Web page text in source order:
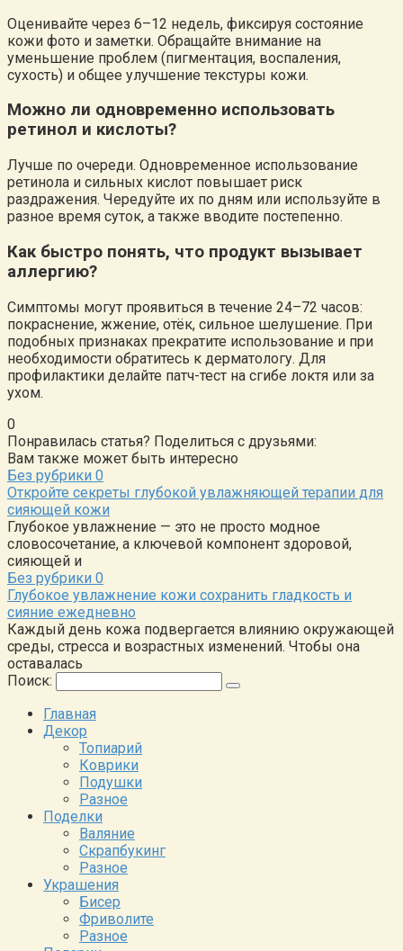
Оценивайте через 6–12 недель, фиксируя состояние
кожи фото и заметки. Обращайте внимание на
уменьшение проблем (пигментация, воспаления,
сухость) и общее улучшение текстуры кожи.
Можно ли одновременно использовать
ретинол и кислоты?
Лучше по очереди. Одновременное использование
ретинола и сильных кислот повышает риск
раздражения. Чередуйте их по дням или используйте в
разное время суток, а также вводите постепенно.
Как быстро понять, что продукт вызывает
аллергию?
Симптомы могут проявиться в течение 24–72 часов:
покраснение, жжение, отёк, сильное шелушение. При
подобных признаках прекратите использование и при
необходимости обратитесь к дерматологу. Для
профилактики делайте патч-тест на сгибе локтя или за
ухом.
0
Понравилась статья? Поделиться с друзьями:
Вам также может быть интересно
Без рубрики 0
Откройте секреты глубокой увлажняющей терапии для
сияющей кожи
Глубокое увлажнение — это не просто модное
словосочетание, а ключевой компонент здоровой,
сияющей и
Без рубрики 0
Глубокое увлажнение кожи сохранить гладкость и
сияние ежедневно
Каждый день кожа подвергается влиянию окружающей
среды, стресса и возрастных изменений. Чтобы она
оставалась
Поиск:
Главная
Декор
Топиарий
Коврики
Подушки
Разное
Поделки
Валяние
Скрапбукинг
Разное
Украшения
Бисер
Фриволите
Разное